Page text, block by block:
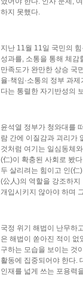
하지 못했다.
지난 11월 11일 국민의
성과를, 소통을 통해 체감
만족도가 완만한 상승 국
율·책임·소통의 정부 과
다는 통렬한 자기반성의
윤석열 정부가 청와대를
람 간에 이질감과 괴리가
것처럼 여기는 일심동체
(仁)이 확충된 사회로 봤
두 살리려는 힘이고 인(
(公人)의 역할을 강조하
개입시키지 않아야 하며
국정 위기 해법이 난무하
은 해법이 쏟아진 적이 없
구하는 모습을 보이는 것
활동에 집중되어야 한다.
인재를 넓게 쓰는 포용력